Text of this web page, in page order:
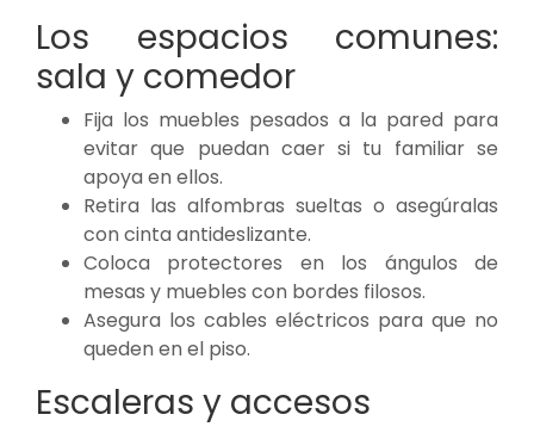
Los espacios comunes:
sala y comedor
Fija los muebles pesados a la pared para
evitar que puedan caer si tu familiar se
apoya en ellos.
Retira las alfombras sueltas o asegúralas
con cinta antideslizante.
Coloca protectores en los ángulos de
mesas y muebles con bordes filosos.
Asegura los cables eléctricos para que no
queden en el piso.
Escaleras y accesos